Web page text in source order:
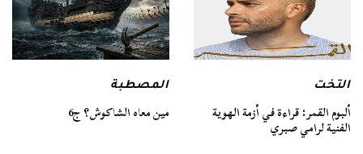
التخت
ألبوم القمر: قراءة في أزمة الهوية
الفنية لرامي صبري
المصطبة
مين معاه الشاكوش؟ ج6